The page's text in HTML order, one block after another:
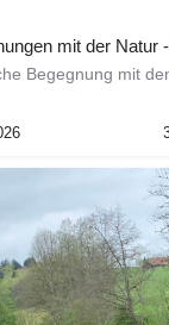
mit der Natur